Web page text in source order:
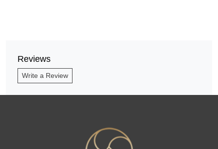
Reviews
Write a Review